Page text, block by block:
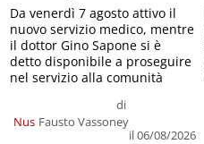
Nus
di
Fausto Vassoney
il 06/08/2026
Da venerdì 7 agosto attivo il
nuovo servizio medico, mentre
il dottor Gino Sapone si è
detto disponibile a proseguire
nel servizio alla comunità